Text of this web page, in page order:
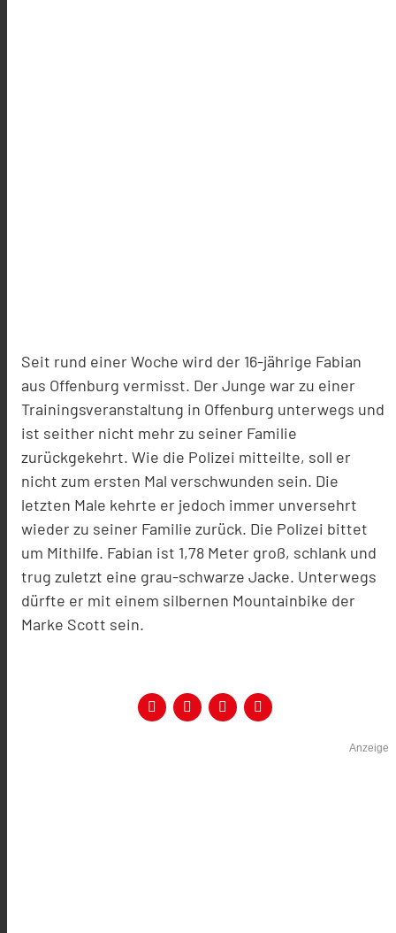
Seit rund einer Woche wird der 16-jährige Fabian
aus Offenburg vermisst. Der Junge war zu einer
Trainingsveranstaltung in Offenburg unterwegs und
ist seither nicht mehr zu seiner Familie
zurückgekehrt. Wie die Polizei mitteilte, soll er
nicht zum ersten Mal verschwunden sein. Die
letzten Male kehrte er jedoch immer unversehrt
wieder zu seiner Familie zurück. Die Polizei bittet
um Mithilfe. Fabian ist 1,78 Meter groß, schlank und
trug zuletzt eine grau-schwarze Jacke. Unterwegs
dürfte er mit einem silbernen Mountainbike der
Marke Scott sein.
Anzeige